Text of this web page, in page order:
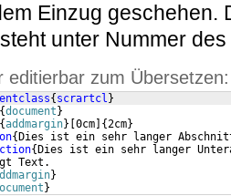
Einzug geschehen.
unter Nummer
editierbar zum Übersetzen:
{ scrartcl }
{document }
{addmargin} 0cm {2cm}
{ Dies ist ein sehr langer
{ Dies ist ein sehr langer
Text.
}
}